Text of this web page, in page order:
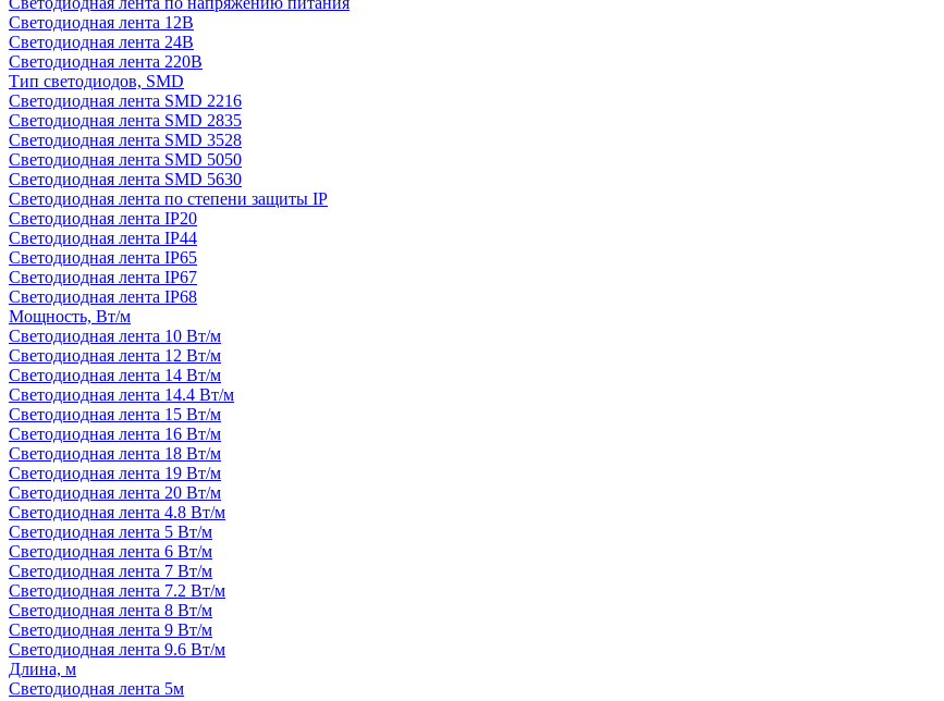
Светодиодная лента 12В
Светодиодная лента 24В
Светодиодная лента 220В
Тип светодиодов, SMD
Cветодиодная лента SMD 2216
Светодиодная лента SMD 2835
Светодиодная лента SMD 3528
Светодиодная лента SMD 5050
Светодиодная лента SMD 5630
Светодиодная лента по степени защиты IP
Светодиодная лента IP20
Светодиодная лента IP44
Светодиодная лента IP65
Светодиодная лента IP67
Светодиодная лента IP68
Мощность, Вт/м
Светодиодная лента 10 Вт/м
Светодиодная лента 12 Вт/м
Светодиодная лента 14 Вт/м
Светодиодная лента 14.4 Вт/м
Светодиодная лента 15 Вт/м
Светодиодная лента 16 Вт/м
Светодиодная лента 18 Вт/м
Светодиодная лента 19 Вт/м
Светодиодная лента 20 Вт/м
Светодиодная лента 4.8 Вт/м
Светодиодная лента 5 Вт/м
Светодиодная лента 6 Вт/м
Светодиодная лента 7 Вт/м
Светодиодная лента 7.2 Вт/м
Светодиодная лента 8 Вт/м
Светодиодная лента 9 Вт/м
Светодиодная лента 9.6 Вт/м
Длина, м
Светодиодная лента 5м